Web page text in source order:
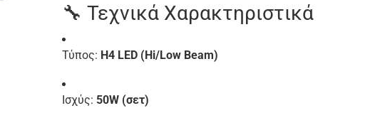
🔧 Τεχνικά Χαρακτηριστικά
Τύπος: H4 LED (Hi/Low Beam)
Ισχύς: 50W (σετ)